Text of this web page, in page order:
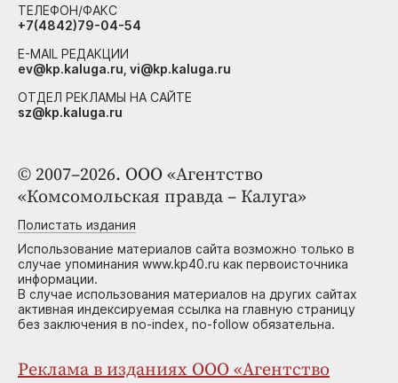
© 2007–2026. ООО «Агентство
«Комсомольская правда – Калуга»
Полистать издания
Использование материалов сайта возможно только в
случае упоминания www.kp40.ru как первоисточника
информации.
В случае использования материалов на других сайтах
активная индексируемая ссылка на главную страницу
без заключения в no-index, no-follow обязательна.
Реклама в изданиях ООО «Агентство
ТЕЛЕФОН/ФАКС
+7(4842)79-04-54
E-MAIL РЕДАКЦИИ
ev@kp.kaluga.ru, vi@kp.kaluga.ru
ОТДЕЛ РЕКЛАМЫ НА САЙТЕ
sz@kp.kaluga.ru